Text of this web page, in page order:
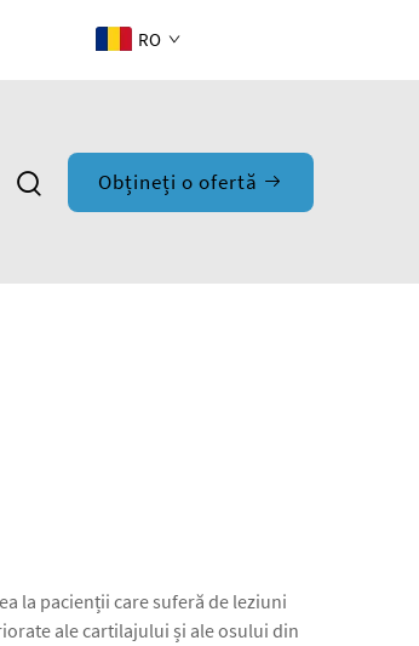
RO
Obțineți o ofertă
la pacienții care suferă de leziuni
ale cartilajului și ale osului din